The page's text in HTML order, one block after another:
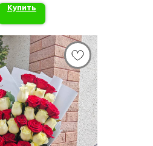
Купить